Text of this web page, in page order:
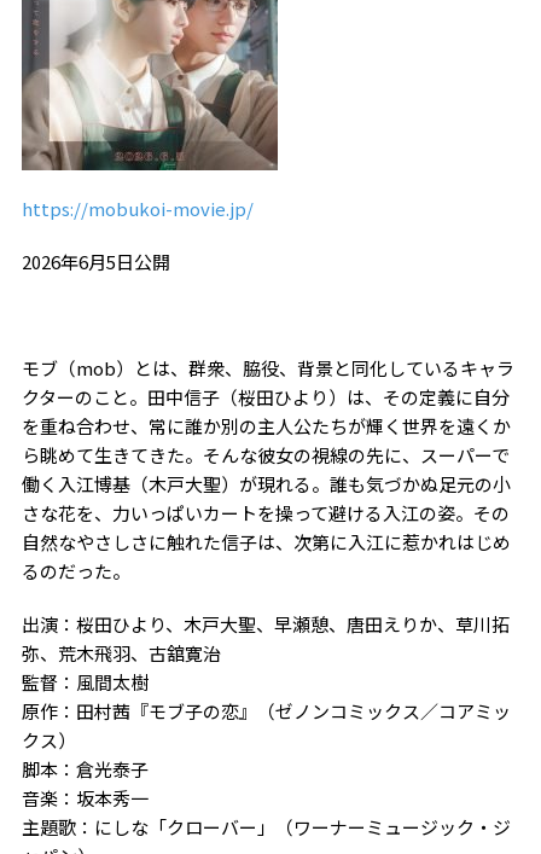
https://mobukoi-movie.jp/
2026年6月5日公開
モブ（mob）とは、群衆、脇役、背景と同化しているキャラ
クターのこと。田中信子（桜田ひより）は、その定義に自分
を重ね合わせ、常に誰か別の主人公たちが輝く世界を遠くか
ら眺めて生きてきた。そんな彼女の視線の先に、スーパーで
働く入江博基（木戸大聖）が現れる。誰も気づかぬ足元の小
さな花を、力いっぱいカートを操って避ける入江の姿。その
自然なやさしさに触れた信子は、次第に入江に惹かれはじめ
るのだった。
出演：桜田ひより、木戸大聖、早瀬憩、唐田えりか、草川拓
弥、荒木飛羽、古舘寛治
監督：風間太樹
原作：田村茜『モブ子の恋』（ゼノンコミックス／コアミッ
クス）
脚本：倉光泰子
音楽：坂本秀一
主題歌：にしな「クローバー」（ワーナーミュージック・ジ